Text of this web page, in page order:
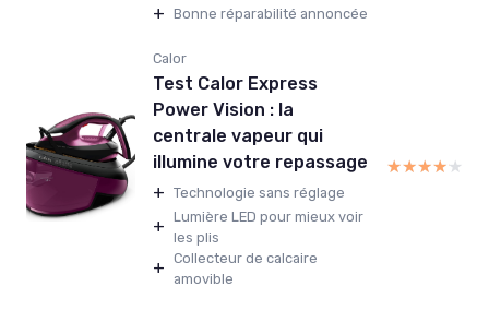
+ Bonne réparabilité annoncée
Calor
Test Calor Express
Power Vision : la
centrale vapeur qui
illumine votre repassage
+ Technologie sans réglage
+ Lumière LED pour mieux voir
les plis
+ Collecteur de calcaire
amovible
★★★★★
★★★★★